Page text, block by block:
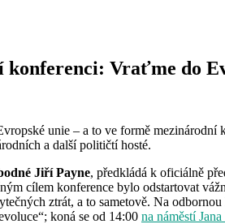
konferenci: Vraťme do
unie – a to ve formě mezinárodní
a další političtí hosté.
Jiří Payne, předkládá k oficiálně
cílem konference bylo odstartovat
ztrát, a to sametově. Na
koná se od 14:00 na náměstí